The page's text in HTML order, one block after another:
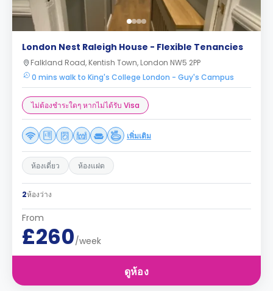
London Nest Raleigh House - Flexible Tenancies
Falkland Road, Kentish Town, London NW5 2PP
0 mins walk to King's College London - Guy's Campus
ไม่ต้องชำระใดๆ หากไม่ได้รับ Visa
เพิ่มเติม
ห้องเดี่ยว ห้องแฝด
2ห้องว่าง
From
£260/week
ดูห้อง